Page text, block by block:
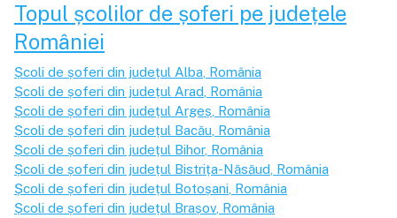
Topul școlilor de șoferi pe județele
României
Școli de șoferi din județul Alba , România
Școli de șoferi din județul Arad , România
Școli de șoferi din județul Argeș , România
Școli de șoferi din județul Bacău , România
Școli de șoferi din județul Bihor, România
Școli de șoferi din județul Bistrița-Năsăud , România
Școli de șoferi din județul Botoșani , România
Școli de șoferi din județul Brașov , România